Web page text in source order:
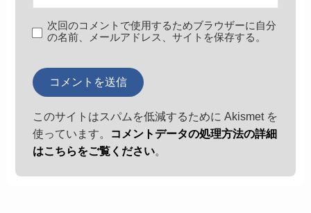
次回のコメントで使用するためブラウザーに自分
の名前、メールアドレス、サイトを保存する。
このサイトはスパムを低減するために Akismet を
使っています。
コメントデータの処理方法の詳細
はこちらをご覧ください。